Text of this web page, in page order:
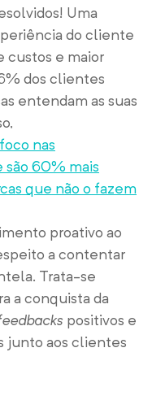
Uma
do cliente
custos e maior
dos clientes
entendam as suas
nas
são 60% mais
que não o fazem
proativo ao
a contentar
Trata-se
a conquista da
positivos e
junto aos clientes